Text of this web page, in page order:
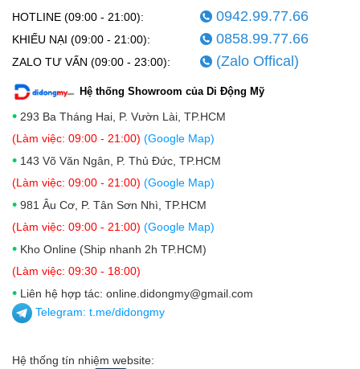
HOTLINE (09:00 - 21:00): 0942.99.77.66
KHIẾU NẠI (09:00 - 21:00): 0858.99.77.66
ZALO TƯ VẤN (09:00 - 23:00): (Zalo Offical)
Hệ thống Showroom của Di Động Mỹ
• 293 Ba Tháng Hai, P. Vườn Lài, TP.HCM
(Làm việc: 09:00 - 21:00) (Google Map)
• 143 Võ Văn Ngân, P. Thủ Đức, TP.HCM
(Làm việc: 09:00 - 21:00) (Google Map)
• 981 Âu Cơ, P. Tân Sơn Nhì, TP.HCM
(Làm việc: 09:00 - 21:00) (Google Map)
• Kho Online (Ship nhanh 2h TP.HCM)
(Làm việc: 09:30 - 18:00)
• Liên hệ hợp tác: online.didongmy@gmail.com
Telegram: t.me/didongmy
Hệ thống tín nhiệm website: